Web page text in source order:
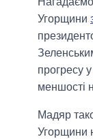
Угорщини
прогресу
меншості
Мадяр
Угорщини